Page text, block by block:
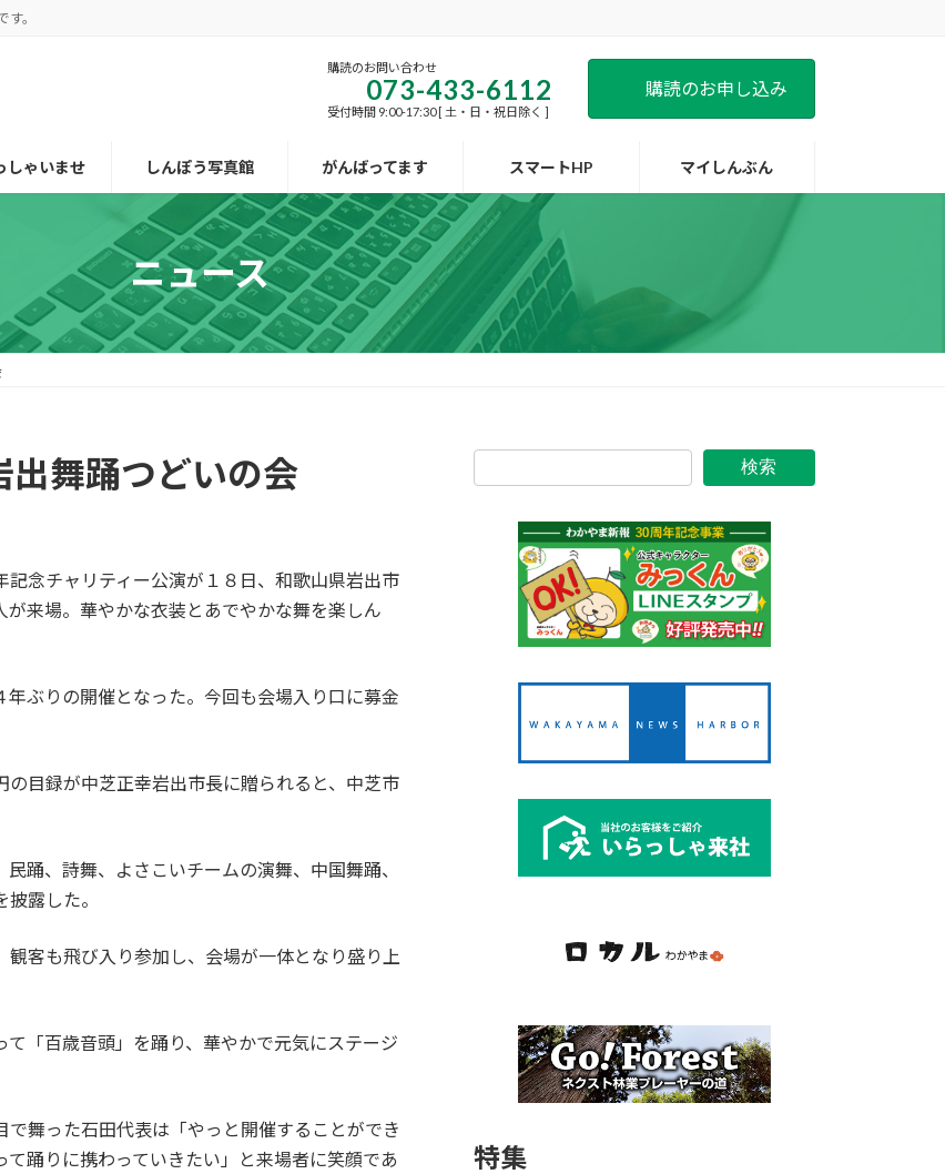
。
購読のお問い合わせ
073-433-6112
受付時間 9:00-17:30 [ 土・日・祝日除く ]
購読のお申し込み
しゃいませ しんぽう写真館 がんばってます スマートHP マイしんぶん
ニュース
舞踊つどいの会
記念チャリティー公演が１８日、和歌山県岩出市
来場。華やかな衣装とあでやかな舞を楽しん
ぶりの開催となった。今回も会場入り口に募金
目録が中芝正幸岩出市長に贈られると、中芝市
踊、詩舞、よさこいチームの演舞、中国舞踊、
露した。
客も飛び入り参加し、会場が一体となり盛り上
「百歳音頭」を踊り、華やかで元気にステージ
舞った石田代表は「やっと開催することができ
踊りに携わっていきたい」と来場者に笑顔であ
検索
特集